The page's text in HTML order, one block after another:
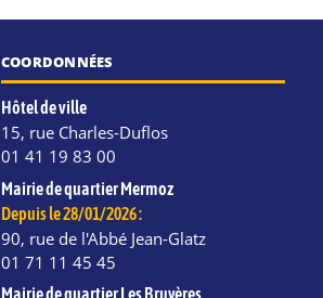
COORDONNÉES
Hôtel de ville
15, rue Charles-Duflos
01 41 19 83 00
Mairie de quartier Mermoz
Depuis le 28/01/2026 :
90, rue de l'Abbé Jean-Glatz
01 71 11 45 45
Mairie de quartier Les Bruyères